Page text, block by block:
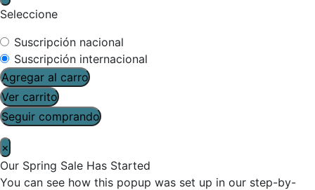
Seleccione
Suscripción nacional
Suscripción internacional
Agregar al carro
Ver carrito
Seguir comprando
×
Our Spring Sale Has Started
You can see how this popup was set up in our step-by-